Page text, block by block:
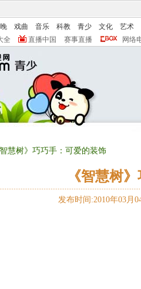
戏曲 音乐 科教 青少 文化
艺术
全 直播中国 赛事直播 网络
慧树》巧巧手：可爱的装饰
《智慧树
发布时间:2010年03月